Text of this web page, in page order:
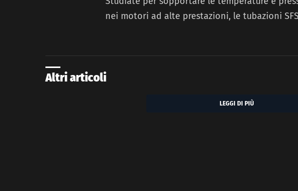
nei motori ad alte prestazioni, le tubazioni
Altri articoli
LEGGI DI PIÙ